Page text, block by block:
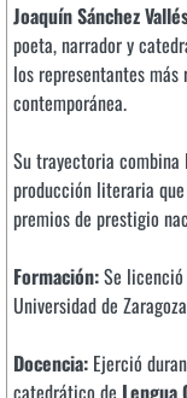
Joaquín Sánchez
poeta, narrador y
los representantes más
contemporánea.
Su trayectoria
producción literaria
premios de prestigio
Formación:Se
Universidad de
Docencia: Ejerció
catedrático de